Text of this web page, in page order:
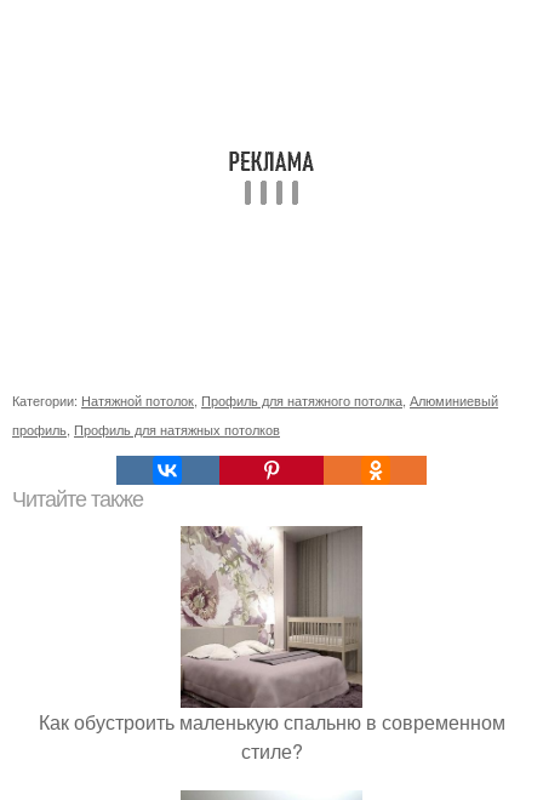
Категории: Натяжной потолок Профиль для натяжного потолка Алюминиевый
профиль Профиль для натяжных потолков
Читайте также
Как обустроить маленькую спальню в современном
стиле?